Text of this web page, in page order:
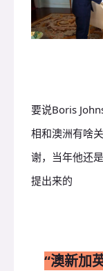
要说Boris
相和澳洲有啥
谢，当年他还
提出来的
“澳新加